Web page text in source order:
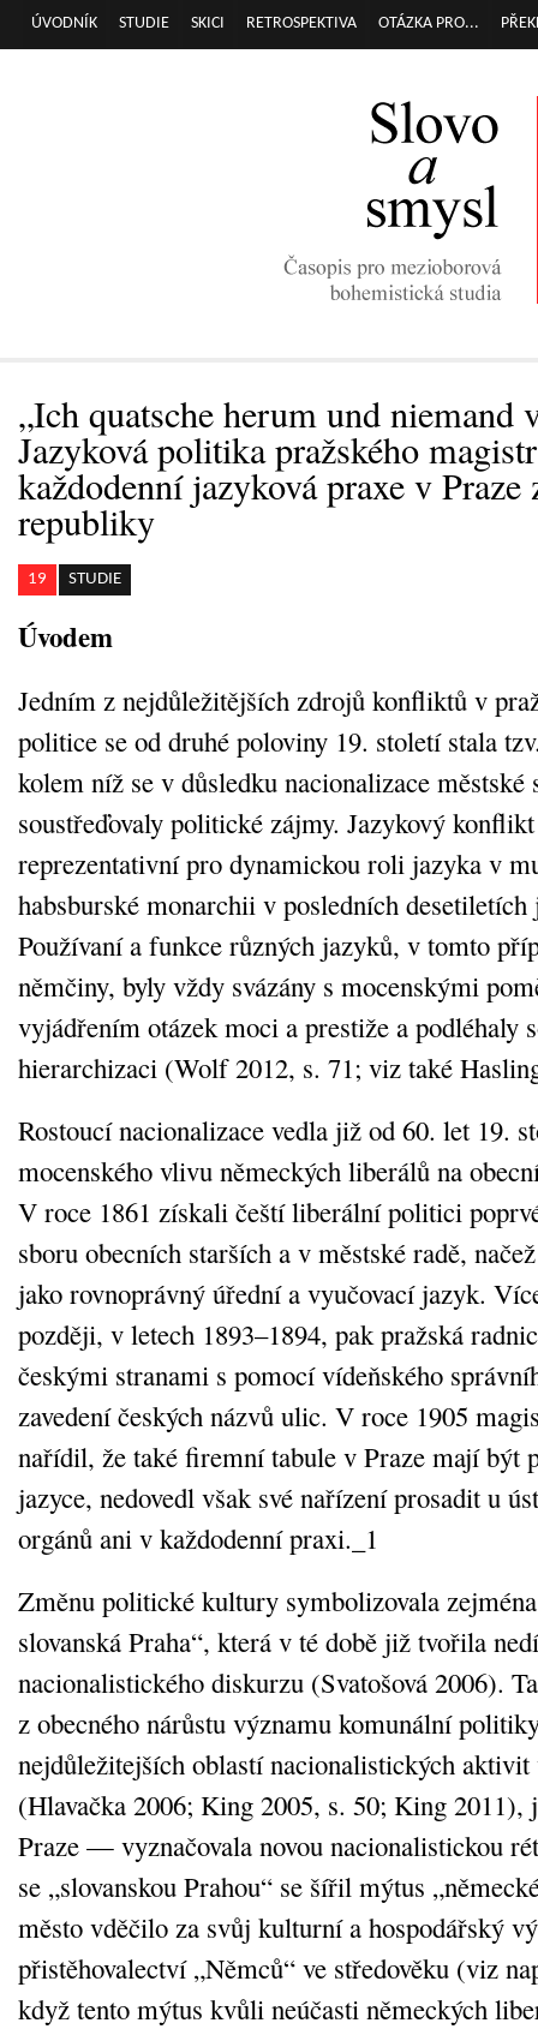
Hlavní menu
ÚVODNÍK STUDIE SKICI RETROSPEKTIVA OTÁZKA PRO...
„Ich quatsche herum und niemand
Jazyková politika pražského
každodenní jazyková praxe v
republiky
19 STUDIE
Úvodem
Jedním z nejdůležitějších zdrojů konfliktů v
politice se od druhé poloviny 19. století stala
kolem níž se v důsledku nacionalizace městské
soustřeďovaly politické zájmy. Jazykový
reprezentativní pro dynamickou roli jazyka v
habsburské monarchii v posledních desetiletích
Používaní a funkce různých jazyků, v tomto
němčiny, byly vždy svázány s mocenskými
vyjádřením otázek moci a prestiže a podléhaly
hierarchizaci (Wolf 2012, s. 71; viz také
Rostoucí nacionalizace vedla již od 60. let 19.
mocenského vlivu německých liberálů na
V roce 1861 získali čeští liberální politici
sboru obecních starších a v městské radě,
jako rovnoprávný úřední a vyučovací jazyk.
později, v letech 1893–1894, pak pražská
českými stranami s pomocí vídeňského
zavedení českých názvů ulic. V roce 1905
nařídil, že také firemní tabule v Praze mají být
jazyce, nedovedl však své nařízení prosadit u
orgánů ani v každodenní praxi._1
Změnu politické kultury symbolizovala
slovanská Praha“, která v té době již tvořila
nacionalistického diskurzu (Svatošová 2006).
z obecného nárůstu významu komunální
nejdůležitejších oblastí nacionalistických aktivit
(Hlavačka 2006; King 2005, s. 50; King
Praze — vyznačovala novou nacionalistickou
se „slovanskou Prahou“ se šířil mýtus
město vděčilo za svůj kulturní a hospodářský
přistěhovalectví „Němců“ ve středověku (viz
když tento mýtus kvůli neúčasti německých